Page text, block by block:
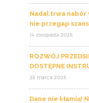
Nadal trwa nabór
nie przegap
14 listopada 2025
ROZWÓJ
DOSTĘPNE
25 marca 2025
Dane nie kłamią!